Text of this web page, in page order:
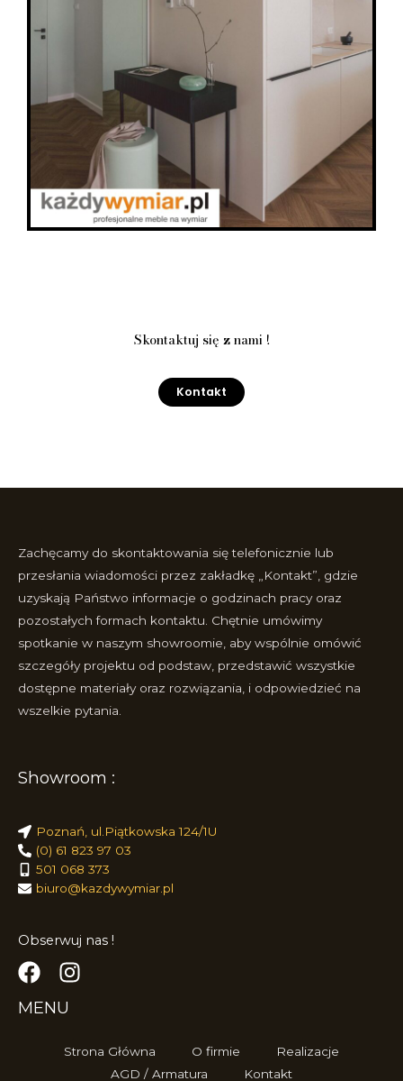
Skontaktuj się z nami !
Kontakt
Zachęcamy do skontaktowania się telefonicznie lub
przesłania wiadomości przez zakładkę „Kontakt”, gdzie
uzyskają Państwo informacje o godzinach pracy oraz
pozostałych formach kontaktu. Chętnie umówimy
spotkanie w naszym showroomie, aby wspólnie omówić
szczegóły projektu od podstaw, przedstawić wszystkie
dostępne materiały oraz rozwiązania, i odpowiedzieć na
wszelkie pytania.
Showroom :
Poznań, ul.Piątkowska 124/1U
(0) 61 823 97 03
501 068 373
biuro@kazdywymiar.pl
Obserwuj nas !
MENU
Strona Główna O firmie
Realizacje
AGD / Armatura
Kontakt